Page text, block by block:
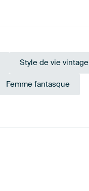
Style de vie vintage
Femme fantasque